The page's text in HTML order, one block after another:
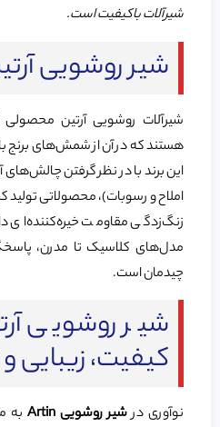
شیرآلات باکیفیت است.
شیر روشویی
شیرآلات روشویی آرتین محصولی
هستند که در آن از شمش‌های برنج
این برند با در نظر گرفتن
املاح و رسوبات)، محصولاتی تولید
زنگ‌زدگی مقاومت خیره‌کننده‌ای
مدل‌های کلاسیک تا مدرن،
چیدمان است.
شیر روشویی
کیفیت، زیبایی
نوآوری درشیر روشویی Artin
به